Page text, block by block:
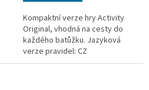
Kompaktní verze hry Activity
Original, vhodná na cesty do
každého batůžku. Jazyková
verze pravidel: CZ